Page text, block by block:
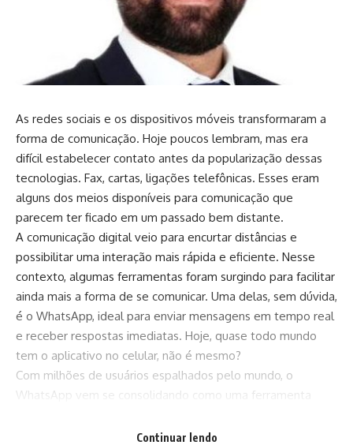
As redes sociais e os dispositivos móveis transformaram a
forma de comunicação. Hoje poucos lembram, mas era
difícil estabelecer contato antes da popularização dessas
tecnologias. Fax, cartas, ligações telefônicas. Esses eram
alguns dos meios disponíveis para comunicação que
parecem ter ficado em um passado bem distante.
A comunicação digital veio para encurtar distâncias e
possibilitar uma interação mais rápida e eficiente. Nesse
contexto, algumas ferramentas foram surgindo para facilitar
ainda mais a forma de se comunicar. Uma delas, sem dúvida,
é o WhatsApp, ideal para enviar mensagens em tempo real
e receber respostas imediatas. Hoje, quase todo mundo
tem o aplicativo no celular, não é mesmo?
Com milhões de usuários espalhados pelo mundo, o
WhatsApp vem se consolidando como uma ferramenta
oferece, como a criação de grupos. Tem o grupo da família,
Continuar lendo